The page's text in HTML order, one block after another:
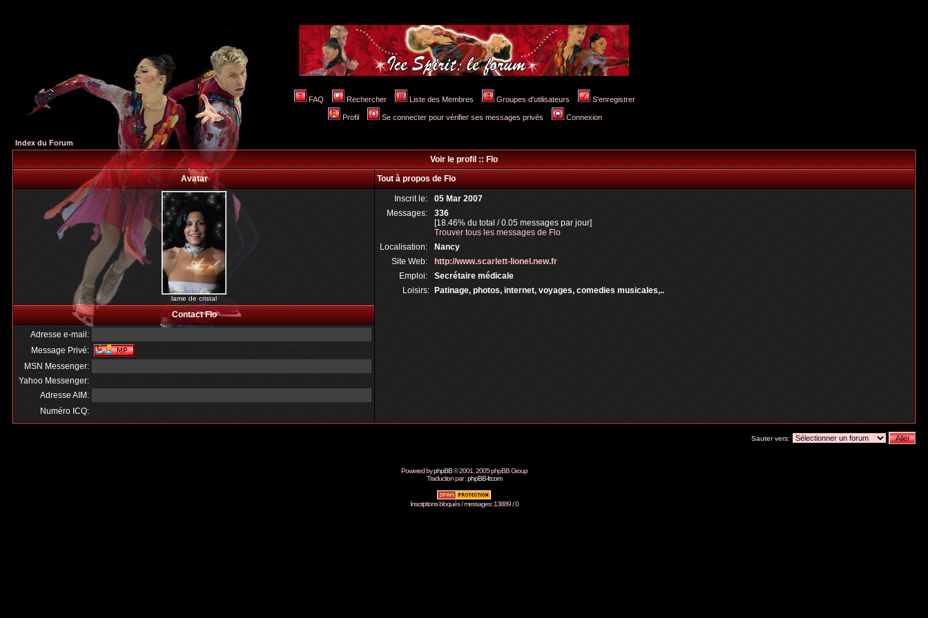
FAQ Rechercher Liste des Membres Groupes d'utilisateurs S'enregistrer
Profil Se connecter pour vérifier ses messages privés Connexion
Index du Forum
Voir le profil :: Flo
Avatar
Tout à propos de Flo
lame de cristal
Inscrit le: 05 Mar 2007
Messages: 336
[18.46% du total / 0.05 messages par jour]
Trouver tous les messages de Flo
Localisation: Nancy
Site Web: http://www.scarlett-lionel.new.fr
Emploi: Secrétaire médicale
Loisirs: Patinage, photos, internet, voyages, comedies musicales,..
Contact Flo
Adresse e-mail:
Message Privé:
MSN Messenger:
Yahoo Messenger:
Adresse AIM:
Numéro ICQ:
Sauter vers:
Powered byphpBB© 2001, 2005 phpBB Group
Traduction par :phpBB-fr.com
Inscriptions bloqués / messages: 13889 / 0